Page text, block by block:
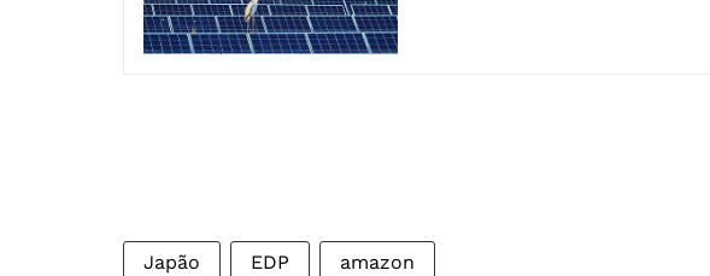
Japão EDP amazon